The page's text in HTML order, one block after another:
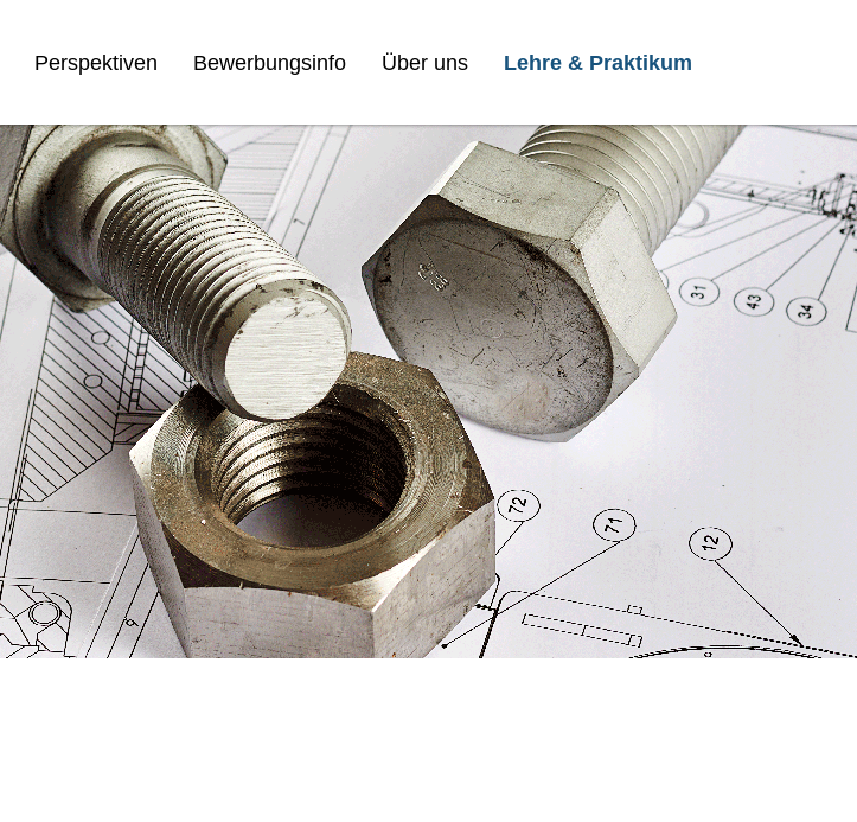
Perspektiven Bewerbungsinfo Über uns Lehre & Praktikum